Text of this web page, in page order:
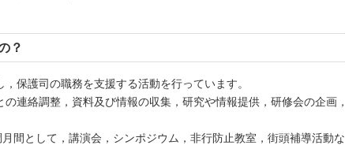
？
保護司の職務を支援する活動を行っています。
連絡調整，資料及び情報の収集，研究や情報提供，研修会の企画，
間として，講演会，シンポジウム，非行防止教室，街頭補導活動な